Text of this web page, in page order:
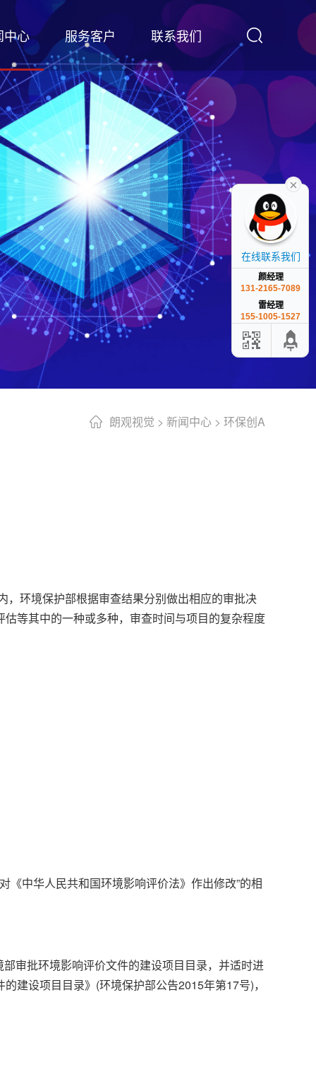
中心 服务客户 联系我们
朗观视觉 > 新闻中心 > 环保创A
环境保护部根据审查结果分别做出相应的审批决
等其中的一种或多种，审查时间与项目的复杂程度
《中华人民共和国环境影响评价法》作出修改”的相
审批环境影响评价文件的建设项目目录，并适时进
建设项目目录》(环境保护部公告2015年第17号)，
在线联系我们
颜经理
131-2165-7089
雷经理
155-1005-1527